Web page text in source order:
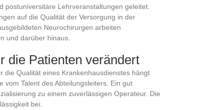
postuniversitäre Lehrveranstaltungen geleitet.
auf die Qualität der Versorgung in der
Neurochirurgen arbeiten
und darüber hinaus.
die Patienten verändert
die Qualität eines Krankenhausdienstes hängt
vom Talent des Abteilungsleiters. Ein gut
zu einem zuverlässigen Operateur. Die
bei.